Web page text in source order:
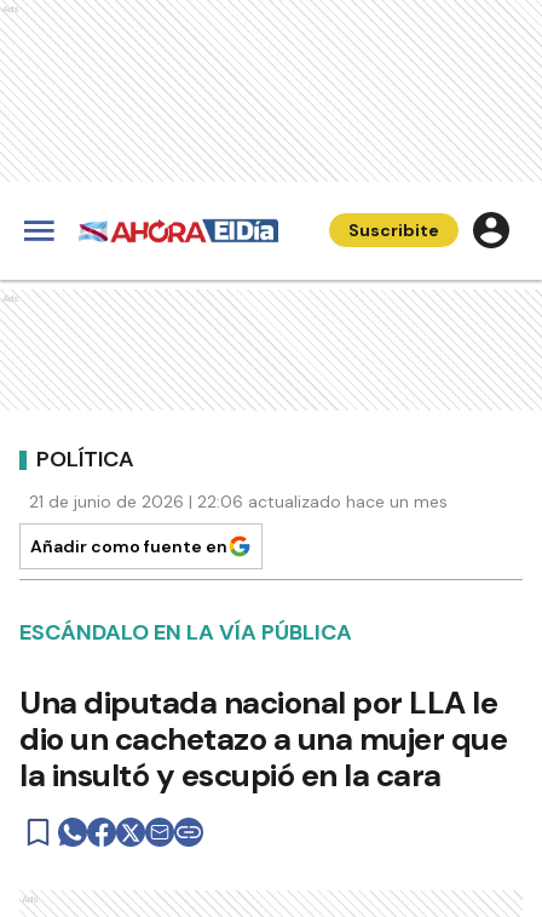
Ads
Suscribite
Ads
POLÍTICA
21 de junio de 2026 | 22:06 actualizado hace un mes
Añadir como fuente en
ESCÁNDALO EN LA VÍA PÚBLICA
Una diputada nacional por LLA le
dio un cachetazo a una mujer que
la insultó y escupió en la cara
Ads